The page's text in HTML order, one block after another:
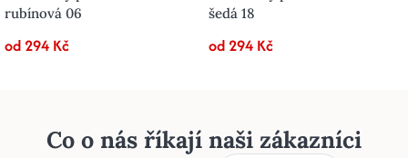
rubínová 06
od 294 Kč
šedá 18
od 294 Kč
Co o nás říkají naši zákazníci